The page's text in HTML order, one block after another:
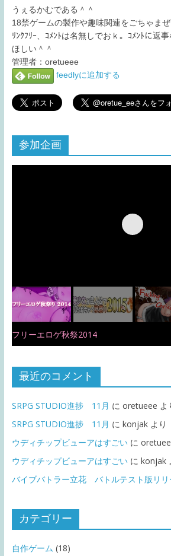
うぇるかむである＾＾
18禁ゲームの製作や趣味関連をごちゃまぜ
ﾘﾝｸﾌﾘｰ、ｺﾒﾝﾄは名無しでおｋ。ｺﾒﾝﾄに返
ほしい＾＾
管理者：oretueee
feedlyに追加する
参加企画
フリーエロゲ秋祭2014
最近のコメント
SRPG STUDIO進捗 11月 に oretueee よ
SRPG STUDIO進捗 11月 に konjakより
ウディチップビューアはすごいに
ウディチップビューアはすごいに konjak
バイブバトラー立花 バトルテスト版リリ
カテゴリー
自作ゲーム (18)